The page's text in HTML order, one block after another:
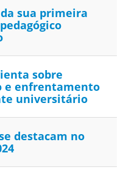
sua primeira
sobre
e enfrentamento
universitário
destacam no